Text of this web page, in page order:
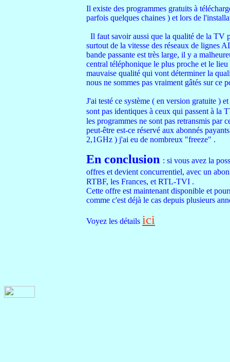
Il existe des programmes gratuits à
parfois quelques chaines ) et lors de
Il faut savoir aussi que la qualité de la TV
surtout de la vitesse des réseaux de lignes
bande passante est très large, il y a
central téléphonique le plus proche et le
mauvaise qualité qui vont déterminer la
nous ne sommes pas vraiment gâtés sur ce
J'ai testé ce système ( en version gratuite )
sont pas identiques à ceux qui passent à la
les programmes ne sont pas retransmis
peut-être est-ce réservé aux abonnés
2,1GHz ) j'ai eu de nombreux "freeze" .
En conclusion : si vous avez la
offres et devient concurrentiel, avec un
RTBF, les Frances, et RTL-TVI .
Cette offre est maintenant disponible et
comme c'est déjà le cas depuis plusieurs
Voyez les détails ici